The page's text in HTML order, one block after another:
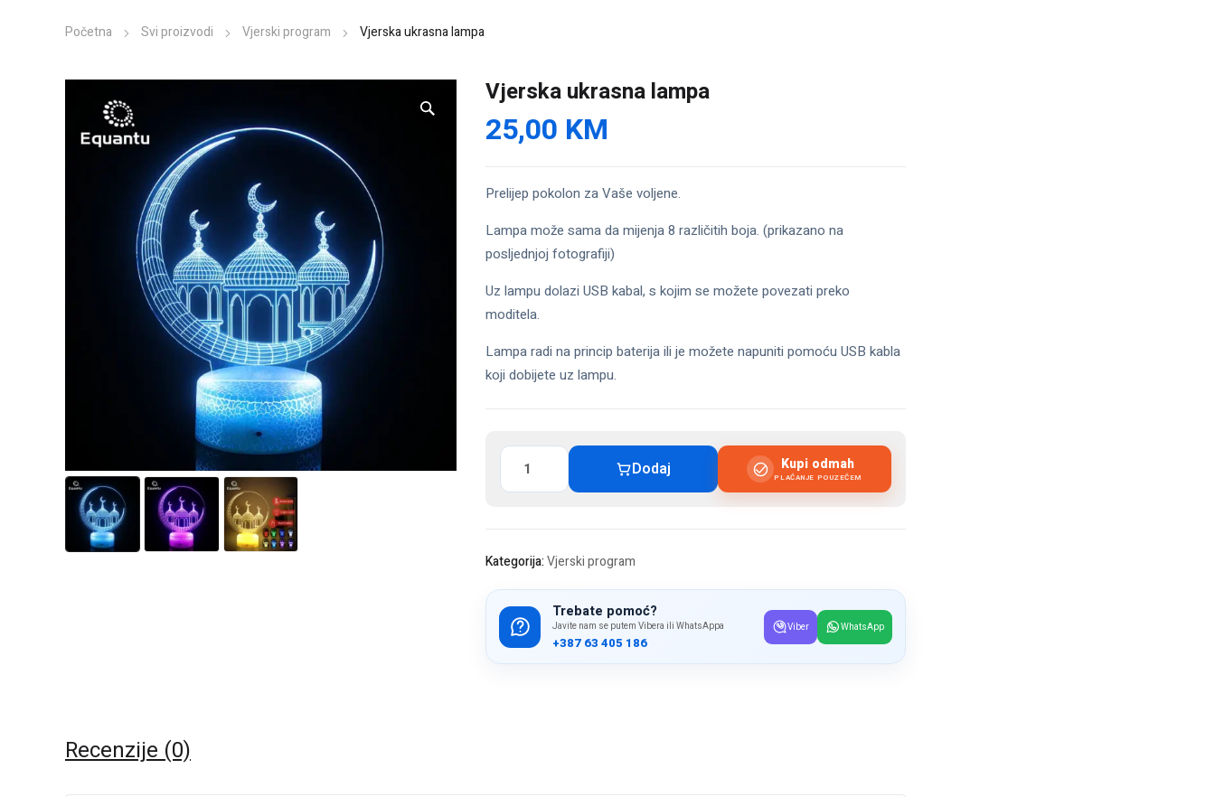
Početna Svi proizvodi Vjerski program Vjerska ukrasna lampa
Vjerska ukrasna lampa
25,00 KM
Prelijep pokolon za Vaše voljene.
Lampa može sama da mijenja 8 različitih boja. (prikazano na
posljednjoj fotografiji)
Uz lampu dolazi USB kabal, s kojim se možete povezati preko
moditela.
Lampa radi na princip baterija ili je možete napuniti pomoću USB kabla
koji dobijete uz lampu.
Vjerska
ukrasna
lampa
Dodaj Kupi odmah
PLAĆANJE POUZEĆEM
Kategorija:Vjerski program
Trebate pomoć?
Javite nam se putem Vibera ili WhatsAppa
+387 63 405 186
Viber WhatsApp
Recenzije (0)